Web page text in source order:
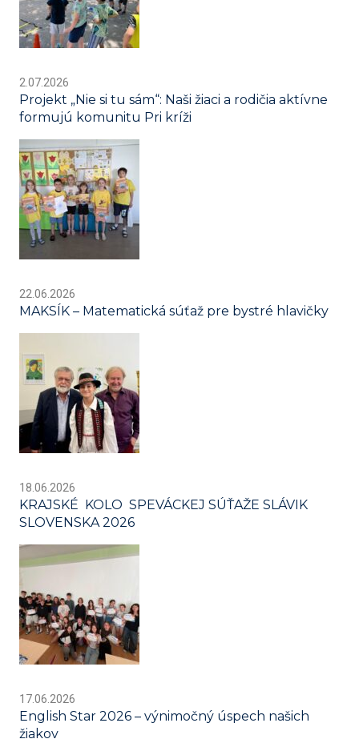
2.07.2026
Projekt „Nie si tu sám“: Naši žiaci a rodičia aktívne
formujú komunitu Pri kríži
22.06.2026
MAKSÍK – Matematická súťaž pre bystré hlavičky
18.06.2026
KRAJSKÉ KOLO SPEVÁCKEJ SÚŤAŽE SLÁVIK
SLOVENSKA 2026
17.06.2026
English Star 2026 – výnimočný úspech našich
žiakov